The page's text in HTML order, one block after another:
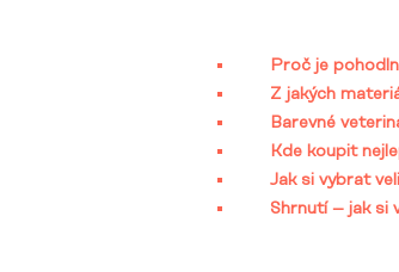
Proč je
Z jakých
Barevné
Kde koupit
Jak si vybrat
Shrnutí – jak si